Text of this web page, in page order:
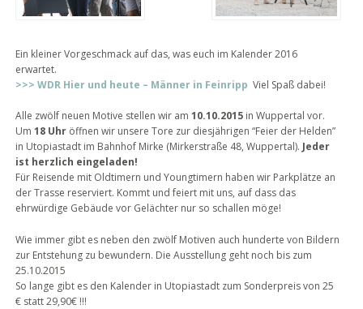
Ein kleiner Vorgeschmack auf das, was euch im Kalender 2016
erwartet.
>>> WDR Hier und heute – Männer in Feinripp Viel Spaß dabei!
Alle zwölf neuen Motive stellen wir am10.10.2015 in Wuppertal vor.
Um18 Uhr öffnen wir unsere Tore zur diesjährigen “Feier der Helden”
in Utopiastadt im Bahnhof Mirke (Mirkerstraße 48, Wuppertal).Jeder
ist herzlich eingeladen!
Für Reisende mit Oldtimern und Youngtimern haben wir Parkplätze an
der Trasse reserviert. Kommt und feiert mit uns, auf dass das
ehrwürdige Gebäude vor Gelächter nur so schallen möge!
Wie immer gibt es neben den zwölf Motiven auch hunderte von Bildern
zur Entstehung zu bewundern. Die Ausstellung geht noch bis zum
25.10.2015
So lange gibt es den Kalender in Utopiastadt zum Sonderpreis von 25
€ statt 29,90€ !!!